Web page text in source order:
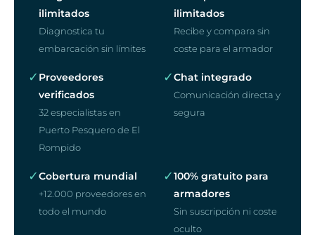
ilimitados
Diagnostica tu
embarcación sin límites
ilimitados
Recibe y compara sin
coste para el armador
✓ Proveedores
verificados
32 especialistas en
Puerto Pesquero de El
Rompido
✓Chat integrado
Comunicación directa y
segura
✓Cobertura mundial
+12.000 proveedores en
todo el mundo
✓100% gratuito para
armadores
Sin suscripción ni coste
oculto